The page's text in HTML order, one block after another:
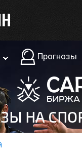
Прогнозы